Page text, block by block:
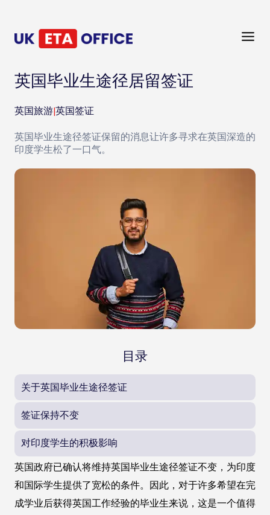
英国毕业生途径居留签证
英国旅游|英国签证
英国毕业生途径签证保留的消息让许多寻求在英国深造的
印度学生松了一口气。
目录
关于英国毕业生途径签证
签证保持不变
对印度学生的积极影响
英国政府已确认将维持英国毕业生途径签证不变，为印度
和国际学生提供了宽松的条件。因此，对于许多希望在完
成学业后获得英国工作经验的毕业生来说，这是一个值得